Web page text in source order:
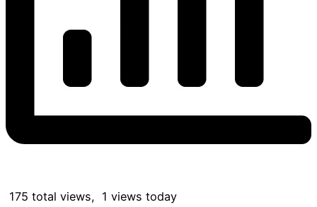
175 total views, 1 views today